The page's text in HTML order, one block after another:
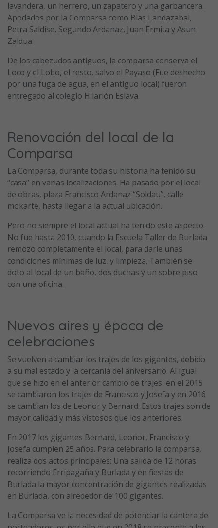
lavandera, un herrero, un zapatero y una garbancera.
Apodados por la Comparsa como Blas Landazabal,
Petra Saldise, Segundo Ardanaz, Juan Ermita y Asun
Zaldua.
De los cabezudos antiguos, la comparsa conserva el
Loco y el Lobo, el resto, salvo el Payaso (Fue deshecho
por una fuga de agua, en el antiguo local) fueron
entregado al colegio Hilarión Eslava.
Renovación del local de la
Comparsa
La Comparsa, durante toda su historia ha tenido su
“casa” en varias localizaciones. Ha pasado por el local
de obras, plaza Francisco Ardanaz “Soldau”, calle
mokarte, hasta llegar a la actual ubicación.
Pero no siempre el local actual ha tenido este aspecto.
No fue hasta 2010, cuando la Escuela Taller de Burlada
remozo completamente el local, para darle unas
condiciones mínimas de luz, y limpieza. También se
doto al local de un baño, dos duchas y un sobre piso
con una oficina.
Nuevos aires y época de
celebraciones
Se vuelven a cambiar los trajes de los gigantes, debido
a su mal estado y la cercanía del aniversario. Al igual
que se hizo en el anterior cambio de trajes, en el 2015
se cambiaron los trajes de Francisco y Josefa y en 2016
se cambian los de Leonor y Bernard. Estos trajes son de
mayor calidad y más vistosos que los anteriores.
En 2017 los gigantes Bernard, Leonor, Francisco y
Josefa cumplen 25 años. Para celebrarlo la comparsa,
realiza dos actos principales: Una salida de 12 horas
recorriendo Erripagaña y Burlada y en fiestas de
Burlada la mayor concentración de gigantes realizadas
en Burlada, con alrededor de 100 gigantes.
La Comparsa ve la necesidad de potenciar la cantera de